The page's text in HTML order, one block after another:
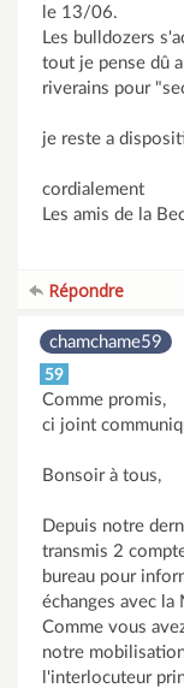
le 13/06.
Les bulldozers
tout je pense dû
riverains pour
je reste a
cordialement
Les amis de la
Répondre
chamchame59
59
Comme promis,
ci joint
Bonsoir à tous,
Depuis notre
transmis 2
bureau pour
échanges avec
Comme vous
notre
l'interlocuteur